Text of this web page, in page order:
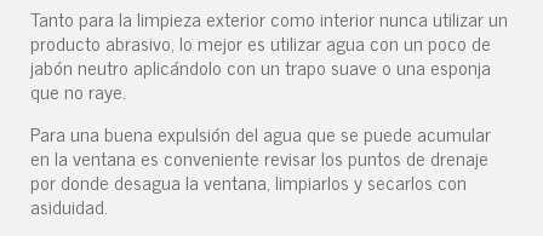
Tanto para la limpieza exterior como interior nunca utilizar un
producto abrasivo, lo mejor es utilizar agua con un poco de
jabón neutro aplicándolo con un trapo suave o una esponja
que no raye.
Para una buena expulsión del agua que se puede acumular
en la ventana es conveniente revisar los puntos de drenaje
por donde desagua la ventana, limpiarlos y secarlos con
asiduidad.